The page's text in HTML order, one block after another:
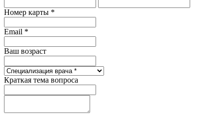
Номер карты *
Email *
Ваш возраст
Краткая тема вопроса